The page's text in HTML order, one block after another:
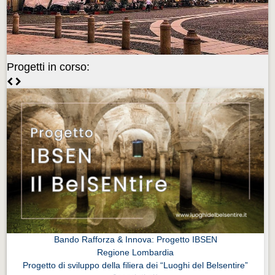
Videonews
Videonews
Eventi
Eventi
CHI SIAMO
CHI SIAMO
CITTÀ
CITTÀ
Guida turistica rapida
Guida turistica rapida
Musica e teatro
Musica e teatro
Distretto industriale
Progetti in corso:
Bando Rafforza & Innova: Progetto IBSEN
Regione Lombardia
Progetto di sviluppo della filiera dei “Luoghi del Belsentire”